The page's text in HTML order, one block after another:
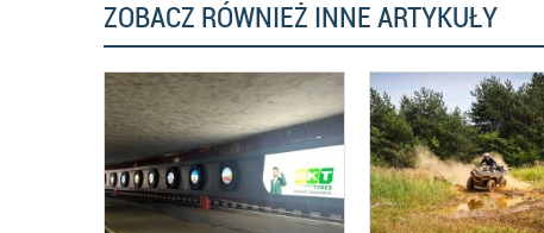
ZOBACZ RÓWNIEŻ INNE ARTYKUŁY